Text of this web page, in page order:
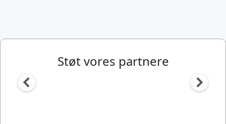
Støt vores partnere